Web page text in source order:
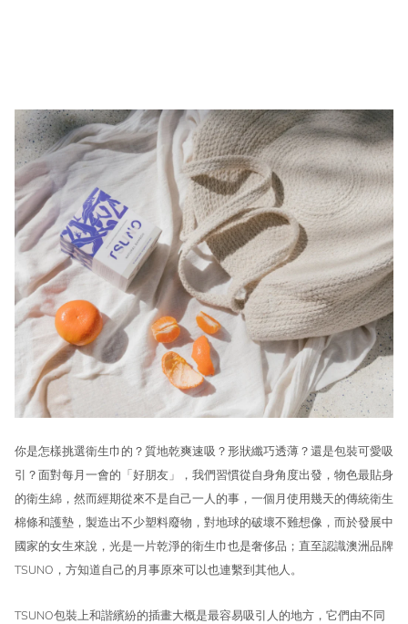
你是怎樣挑選衛生巾的？質地乾爽速吸？形狀纖巧透薄？還是包裝可愛吸
引？面對每月一會的「好朋友」，我們習慣從自身角度出發，物色最貼身
的衛生綿，然而經期從來不是自己一人的事，一個月使用幾天的傳統衛生
棉條和護墊，製造出不少塑料廢物，對地球的破壞不難想像，而於發展中
國家的女生來說，光是一片乾淨的衛生巾也是奢侈品；直至認識澳洲品牌
TSUNO，方知道自己的月事原來可以也連繫到其他人。
TSUNO包裝上和諧繽紛的插畫大概是最容易吸引人的地方，它們由不同